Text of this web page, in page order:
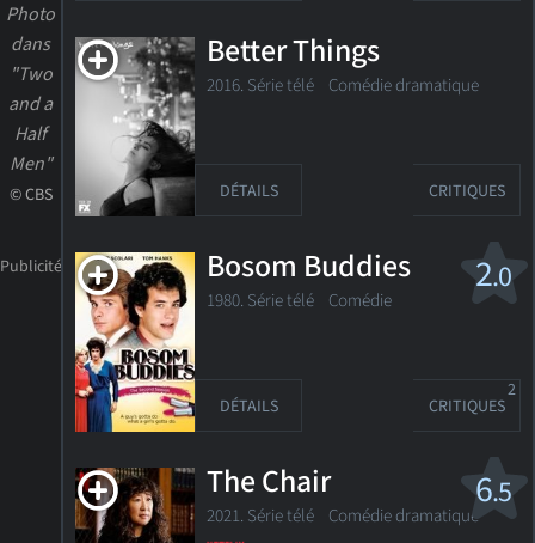
Photo
dans
"Two
and a
Half
Men"
© CBS
Better Things
2016. Série télé Comédie dramatique
DÉTAILS CRITIQUES
2.0
Bosom Buddies
1980. Série télé Comédie
DÉTAILS CRITIQUES
2
6.5
The Chair
2021. Série télé Comédie dramatique